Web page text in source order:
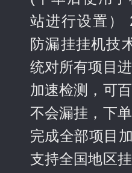
站进行设置）
防漏挂挂机技
统对所有项目
加速检测，可
不会漏挂，下
完成全部项目
支持全国地区